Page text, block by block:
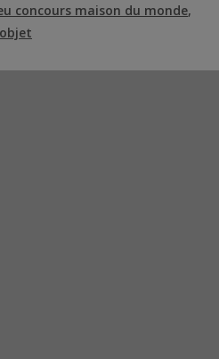
concours maison du monde,
objet